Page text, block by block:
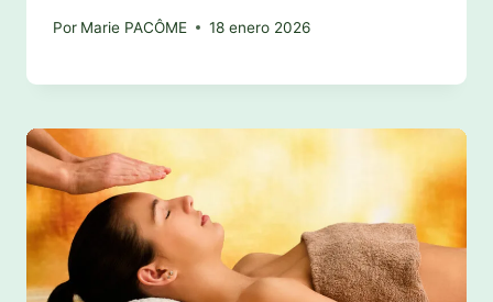
Por Marie PACÔME 18 enero 2026